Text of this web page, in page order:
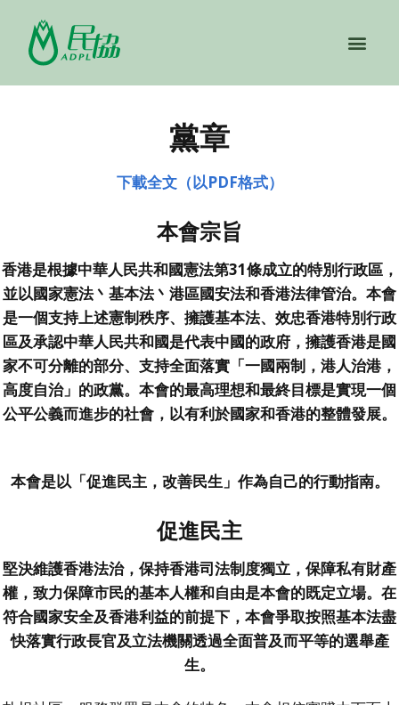
關於民協
黨章
下載全文（以PDF格式）
本會宗旨
香港是根據中華人民共和國憲法第31條成立的特別行政區，
並以國家憲法丶基本法丶港區國安法和香港法律管治。本會
是一個支持上述憲制秩序、擁護基本法、效忠香港特別行政
區及承認中華人民共和國是代表中國的政府，擁護香港是國
家不可分離的部分、支持全面落實「一國兩制，港人治港，
高度自治」的政黨。本會的最高理想和最終目標是實現一個
公平公義而進步的社會，以有利於國家和香港的整體發展。
本會是以「促進民主，改善民生」作為自己的行動指南。
促進民主
堅決維護香港法治，保持香港司法制度獨立，保障私有財產
權，致力保障市民的基本人權和自由是本會的既定立場。在
符合國家安全及香港利益的前提下，本會爭取按照基本法盡
快落實行政長官及立法機關透過全面普及而平等的選舉產
生。